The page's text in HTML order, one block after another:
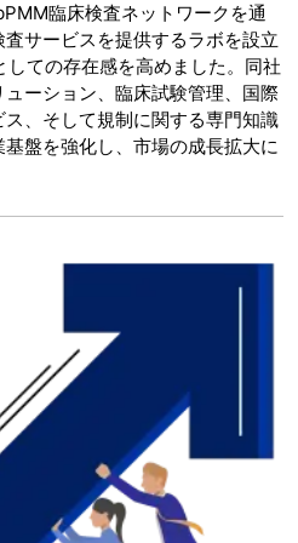
臨床検査ネットワークを通
サービスを提供するラボを設立
しての存在感を高めました。同社
ーション、臨床試験管理、国際
、そして規制に関する専門知識
盤を強化し、市場の成長拡大に